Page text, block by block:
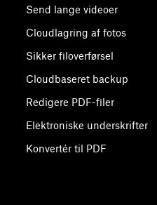
Send lange videoer
Cloudlagring af fotos
Sikker filoverførsel
Cloudbaseret backup
Redigere PDF-filer
Elektroniske underskrifter
Konvertér til PDF